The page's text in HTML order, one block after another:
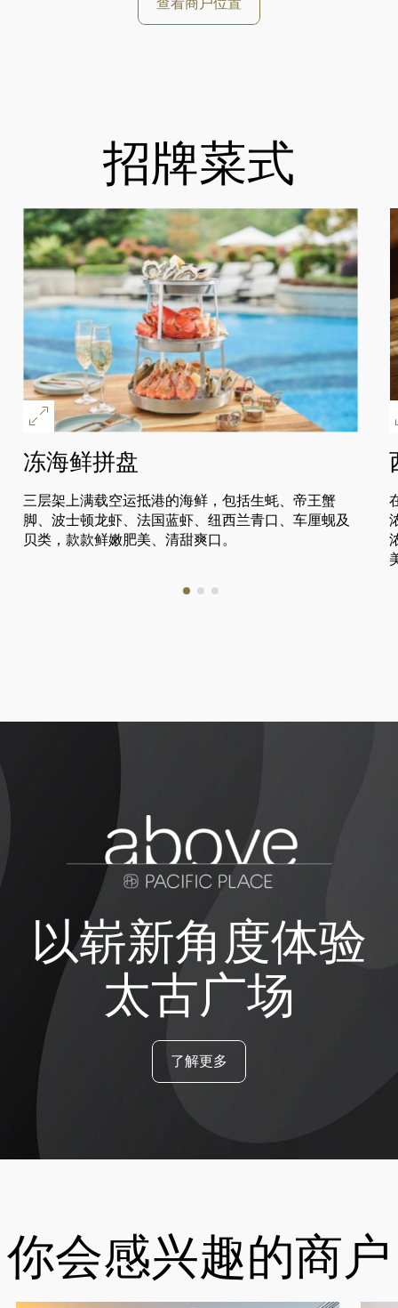
招牌菜式
冻海鲜拼盘
三层架上满载空运抵港的海鲜，包括生蚝、帝王蟹
脚、波士顿龙虾、法国蓝虾、纽西兰青口、车厘蚬及
贝类，款款鲜嫩肥美、清甜爽口。
以崭新角度体验
太古广场
了解更多
你会感兴趣的商户
好